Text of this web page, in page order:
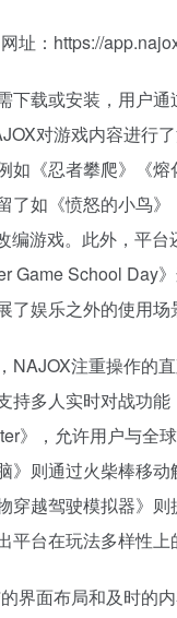
址：https://
下载或安装，用户通
对游戏内容进行
如《忍者攀爬》《熔
了如《愤怒的小鸟
编游戏。此外，平台
Game School Day
了娱乐之外的使用场
NAJOX注重操作的
持多人实时对战功
》，允许用户与全
》则通过火柴棒移动
穿越驾驶模拟器》则
平台在玩法多样性上
界面布局和及时的